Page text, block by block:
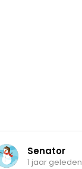
Senator
1 jaar geleden